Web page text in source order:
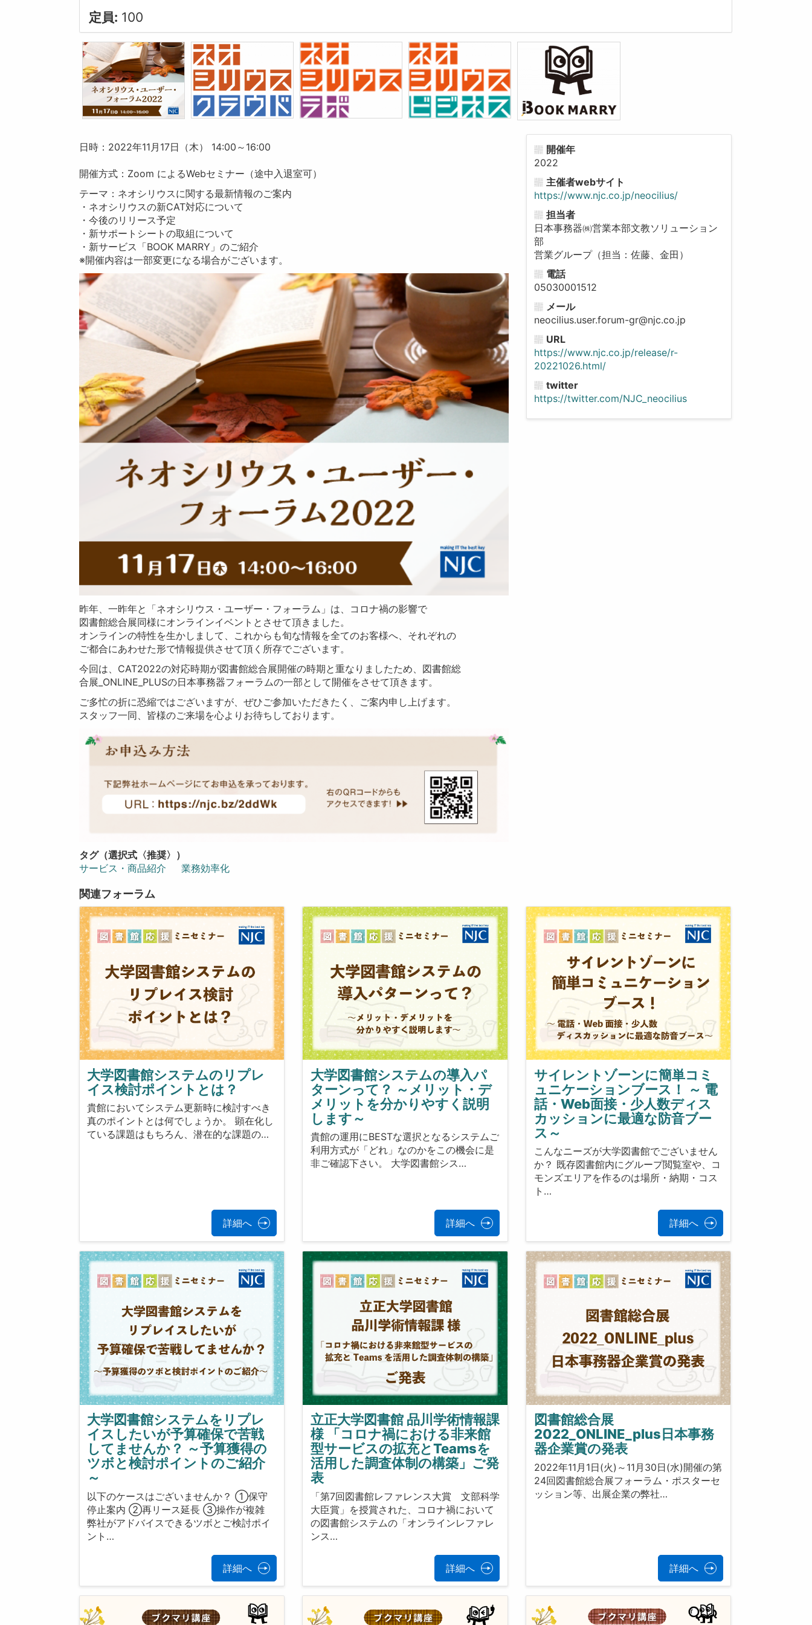
定員: 100
日時：2022年11月17日（木） 14:00～16:00
開催方式：Zoom によるWebセミナー（途中入退室可）
テーマ：ネオシリウスに関する最新情報のご案内
・ネオシリウスの新CAT対応について
・今後のリリース予定
・新サポートシートの取組について
・新サービス「BOOK MARRY」のご紹介
※開催内容は一部変更になる場合がございます。
昨年、一昨年と「ネオシリウス・ユーザー・フォーラム」は、コロナ禍の影響で
図書館総合展同様にオンラインイベントとさせて頂きました。
オンラインの特性を生かしまして、これからも旬な情報を全てのお客様へ、それぞれの
ご都合にあわせた形で情報提供させて頂く所存でございます。
今回は、CAT2022の対応時期が図書館総合展開催の時期と重なりましたため、図書館総
合展_ONLINE_PLUSの日本事務器フォーラムの一部として開催をさせて頂きます。
ご多忙の折に恐縮ではございますが、ぜひご参加いただきたく、ご案内申し上げます。
スタッフ一同、皆様のご来場を心よりお待ちしております。
タグ（選択式〈推奨〉）
サービス・商品紹介
業務効率化
開催年
2022
主催者webサイト
https://www.njc.co.jp/neocilius/
担当者
日本事務器㈱営業本部文教ソリューション
部
営業グループ（担当：佐藤、金田）
電話
05030001512
メール
neocilius.user.forum-gr@njc.co.jp
URL
https://www.njc.co.jp/release/r-
20221026.html/
twitter
https://twitter.com/NJC_neocilius
関連フォーラム
大学図書館システムのリプレ
イス検討ポイントとは？
貴館においてシステム更新時に検討すべき
真のポイントとは何でしょうか。 顕在化し
ている課題はもちろん、潜在的な課題の…
詳細へ
大学図書館システムの導入パ
ターンって？ ～メリット・デ
メリットを分かりやすく説明
します～
貴館の運用にBESTな選択となるシステムご
利用方式が「どれ」なのかをこの機会に是
非ご確認下さい。 大学図書館シス…
詳細へ
サイレントゾーンに簡単コミ
ュニケーションブース！ ～ 電
話・Web面接・少人数ディス
カッションに最適な防音ブー
ス～
こんなニーズが大学図書館でございません
か？ 既存図書館内にグループ閲覧室や、コ
モンズエリアを作るのは場所・納期・コス
ト…
詳細へ
大学図書館システムをリプレ
イスしたいが予算確保で苦戦
してませんか？ ～予算獲得の
ツボと検討ポイントのご紹介
～
以下のケースはございませんか？ ①保守
停止案内 ②再リース延長 ③操作が複雑
弊社がアドバイスできるツボとご検討ポイ
ント…
詳細へ
立正大学図書館 品川学術情報課
様 「コロナ禍における非来館
型サービスの拡充とTeamsを
活用した調査体制の構築」ご発
表
「第7回図書館レファレンス大賞 文部科学
大臣賞」を授賞された、コロナ禍において
の図書館システムの「オンラインレファレ
ンス…
詳細へ
図書館総合展
2022_ONLINE_plus日本事務
器企業賞の発表
2022年11月1日(火)～11月30日(水)開催の第
24回図書館総合展フォーラム・ポスターセ
ッション等、出展企業の弊社…
詳細へ